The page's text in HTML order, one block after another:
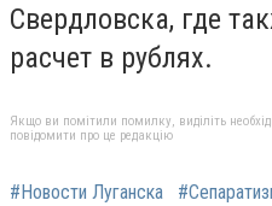
Свердловска, где
расчет в рублях.
Якщо ви помітили помилку, виділіть
повідомити про це редакцію
#Новости Луганска